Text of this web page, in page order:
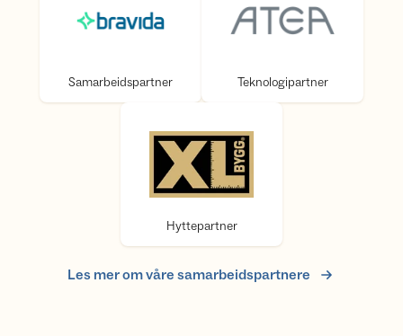
Samarbeidspartner Teknologipartner
Hyttepartner
Les mer om våre samarbeidspartnere